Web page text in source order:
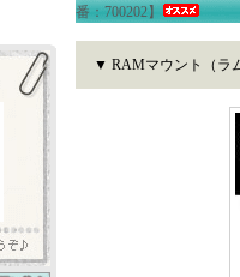
番：700202】
▼ RAMマウント（ラ